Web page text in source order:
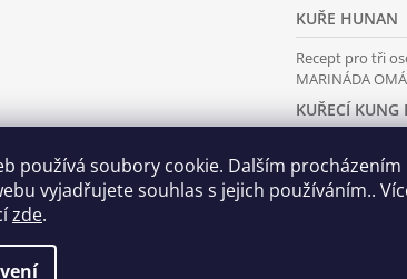
používá soubory cookie. Dalším procházením
vyjadřujete souhlas s jejich používáním..
zde.
KUŘE HUNAN
Recept pro tři
MARINÁDA
KUŘECÍ KUNG
Recept pro tři
MARINÁDA